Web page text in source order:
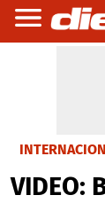
VIDEO: